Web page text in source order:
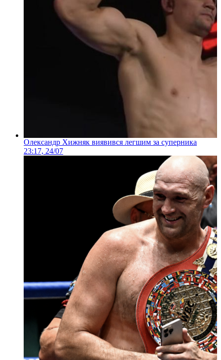
Олександр Хижняк виявився легшим за суперника
23:17, 24/07